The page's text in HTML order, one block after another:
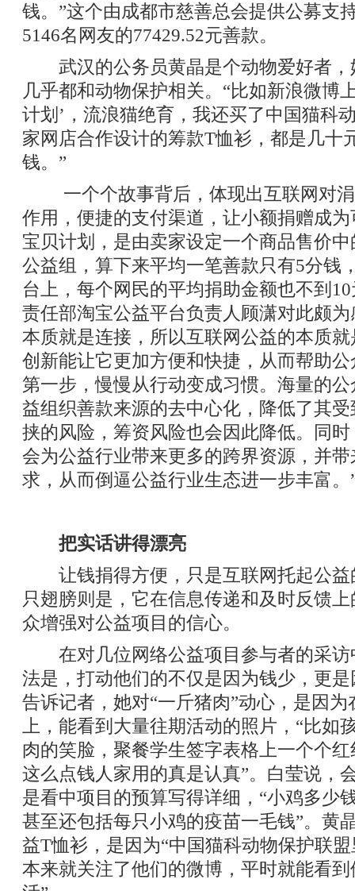
钱。”这个由成都市慈善总会提供公募支
5146名网友的77429.52元善款。
武汉的公务员黄晶是个动物爱好者，
几乎都和动物保护相关。“比如新浪微博
计划’，流浪猫绝育，我还买了中国猫科
家网店合作设计的筹款T恤衫，都是几十
钱。”
一个个故事背后，体现出互联网对涓
作用，便捷的支付渠道，让小额捐赠成
宝贝计划，是由卖家设定一个商品售价
公益组，算下来平均一笔善款只有5分钱
台上，每个网民的平均捐助金额也不到
责任部淘宝公益平台负责人顾潇对此颇
本质就是连接，所以互联网公益的本质
创新能让它更加方便和快捷，从而帮助
第一步，慢慢从行动变成习惯。海量的
益组织善款来源的去中心化，降低了其
挟的风险，筹资风险也会因此降低。同
会为公益行业带来更多的跨界资源，并
求，从而倒逼公益行业生态进一步丰富。
把实话讲得漂亮
让钱捐得方便，只是互联网托起公益
只翅膀则是，它在信息传递和及时反馈
众增强对公益项目的信心。
在对几位网络公益项目参与者的采访
法是，打动他们的不仅是因为钱少，更
告诉记者，她对“一斤猪肉”动心，是因
上，能看到大量往期活动的照片，“比如
肉的笑脸，聚餐学生签字表格上一个个
这么点钱人家用的真是认真”。白莹说，
是看中项目的预算写得详细，“小鸡多少
甚至还包括每只小鸡的疫苗一毛钱”。黄
益T恤衫，是因为“中国猫科动物保护联
本来就关注了他们的微博，平时就能看